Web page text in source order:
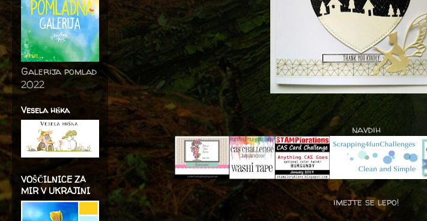
navdih
imejte se lepo!
Galerija pomlad
2022
Vesela hiška
VOŠČILNICE ZA
MIR V UKRAJINI